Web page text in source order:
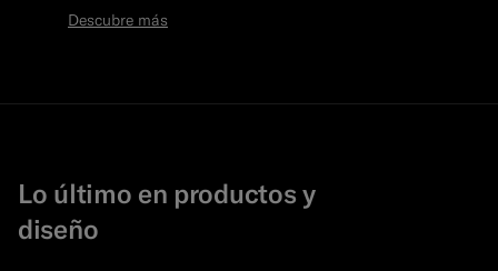
Descubre más
Lo último en productos y
diseño